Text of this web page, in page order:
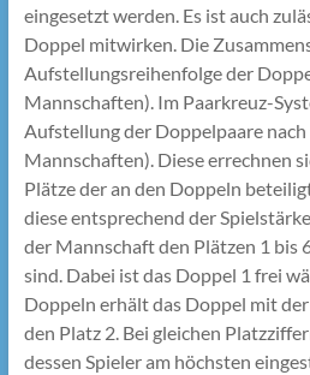
eingesetzt werden. Es ist auch
Doppel mitwirken. Die
Aufstellungsreihenfolge der
Mannschaften). Im Paarkreuz-
Aufstellung der Doppelpaare
Mannschaften). Diese errechnen
Plätze der an den Doppeln
diese entsprechend der
der Mannschaft den Plätzen 1 bis
sind. Dabei ist das Doppel 1 frei
Doppeln erhält das Doppel mit
den Platz 2. Bei gleichen
dessen Spieler am höchsten